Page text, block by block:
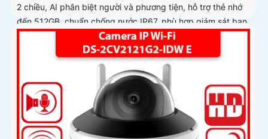
2 chiều, AI phân biệt người và phương tiện, hỗ trợ thẻ nhớ
đến 512GB, chuẩn chống nước IP67, phù hợp giám sát ban